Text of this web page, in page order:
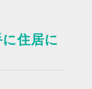
住居に